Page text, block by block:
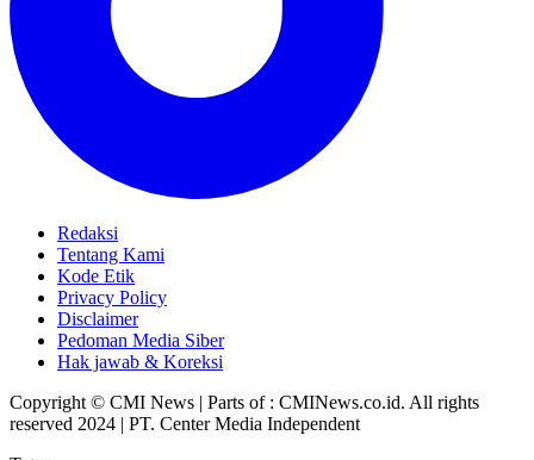
Redaksi
Tentang Kami
Kode Etik
Privacy Policy
Disclaimer
Pedoman Media Siber
Hak jawab & Koreksi
Copyright © CMI News | Parts of : CMINews.co.id. All rights
reserved 2024 | PT. Center Media Independent